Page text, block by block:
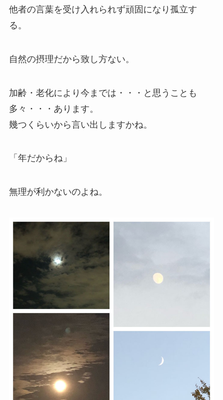
他者の言葉を受け入れられず頑固になり孤立す
る。
自然の摂理だから致し方ない。
加齢・老化により今までは・・・と思うことも
多々・・・あります。
幾つくらいから言い出しますかね。
「年だからね」
無理が利かないのよね。